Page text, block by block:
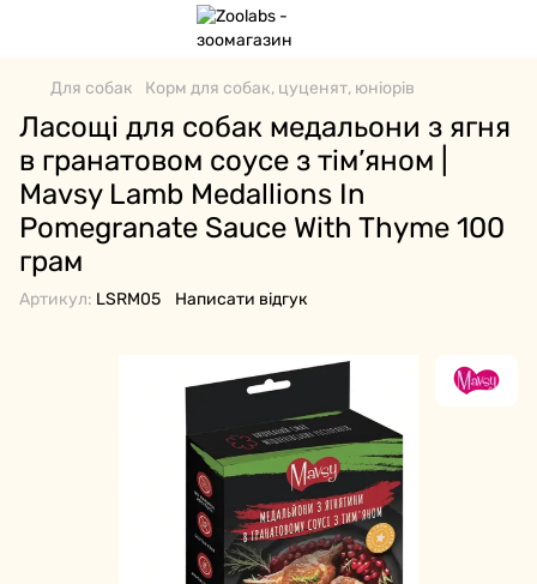
Для собак Корм для собак, цуценят, юніорів
Ласощі для собак медальони з ягня
в гранатовом соусе з тім’яном |
Mavsy Lamb Medallions In
Pomegranate Sauce With Thyme 100
грам
Артикул: LSRM05 Написати відгук